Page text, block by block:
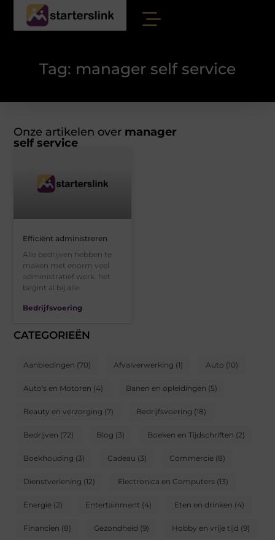
Tag: manager self service
Onze artikelen over manager
self service
Efficiënt administreren
Alle bedrijven hebben te
maken met enorm veel
administratief werk. het
begint al bij alle
Bedrijfsvoering
CATEGORIEËN
Aanbiedingen (70) Afvalverwerking (1) Auto (10)
Auto's en Motoren (4) Banen en opleidingen (5)
Beauty en verzorging (7) Bedrijfsvoering (18)
Bedrijven (72) Blog (3) Boeken en Tijdschriften (2)
Boekhouding (3) Cadeau (3) Commercie (8)
Dienstverlening (12) Electronica en Computers (13)
Energie (2) Entertainment (4) Eten en drinken (4)
Financien (8) Gezondheid (9) Hobby en vrije tijd (9)